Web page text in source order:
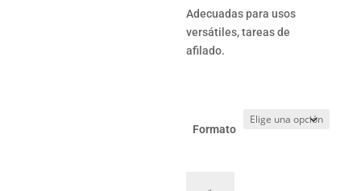
Adecuadas para usos
versátiles, tareas de
afilado.
Formato